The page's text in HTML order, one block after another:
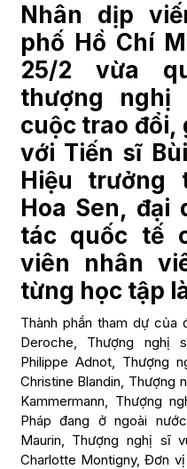
Nhân dịp
phố Hồ Chí
25/2 vừa
thượng nghị
cuộc trao đổi,
với Tiến sĩ
Hiệu trưởng
Hoa Sen, đại
tác quốc tế
viên nhân
từng học tập
Thành phần tham dự của
Deroche, Thượng nghị
Philippe Adnot, Thượng
Christine Blandin, Thượng
Kammermann, Thượng
Pháp đang ở ngoài
Maurin, Thượng nghị sĩ
Charlotte Montigny, Đơn